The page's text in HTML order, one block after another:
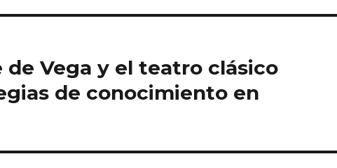
de Vega y el teatro clásico
de conocimiento en